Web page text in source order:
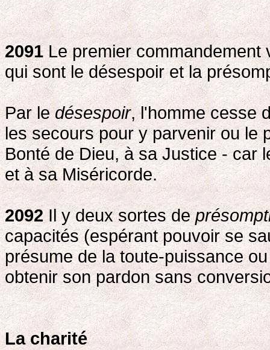
2091Le premier commandement
qui sont le désespoir et la
Par ledésespoir, l'homme cesse
les secours pour y parvenir ou le
Bonté de Dieu, à sa Justice - car
et à sa Miséricorde.
2092Il y deux sortes de
capacités (espérant pouvoir se
présume de la toute-puissance
obtenir son pardon sans
La charité